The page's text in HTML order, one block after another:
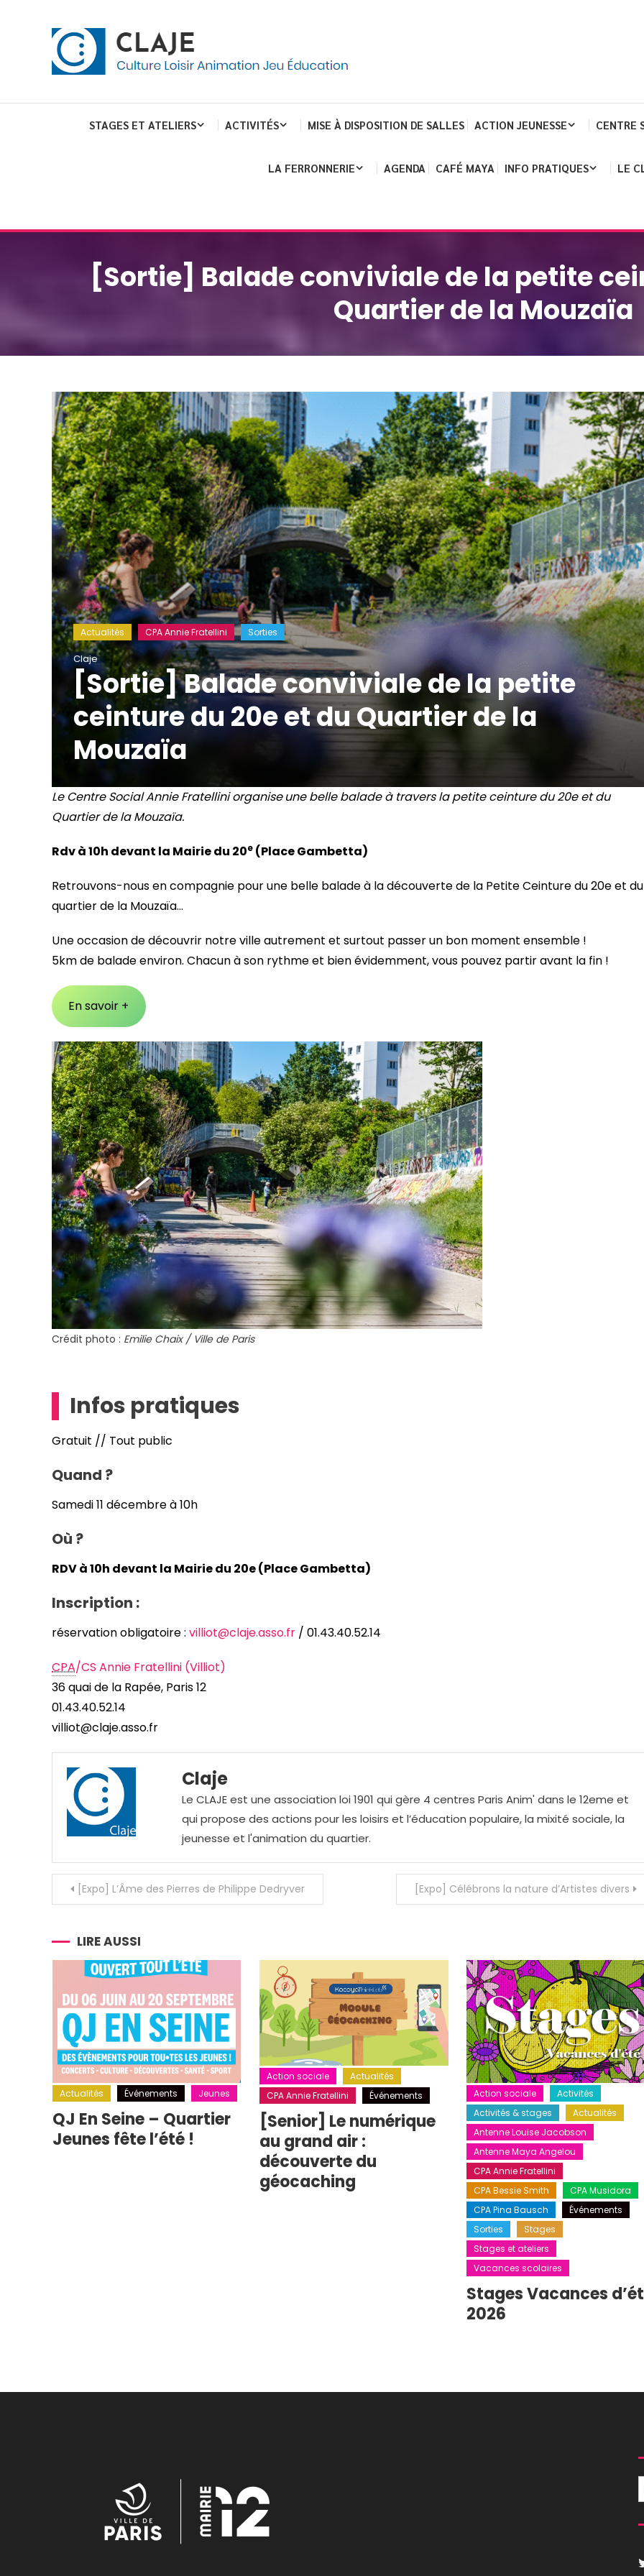
Claje
STAGES ET ATELIERS ACTIVITÉS MISE À DISPOSITION DE SALLES ACTION JEUNESSE CENTRE
LA FERRONNERIE AGENDA CAFÉ MAYA INFO PRATIQUES LE
[Sortie] Balade conviviale de la petite
Quartier de la Mouzaïa
Actualités CPA Annie Fratellini Sorties
Claje
[Sortie] Balade conviviale de la petite
ceinture du 20e et du Quartier de la
Mouzaïa
Le Centre Social Annie Fratellini organise une belle balade à travers la petite ceinture du 20e et du
Quartier de la Mouzaïa.
Rdv à 10h devant la Mairie du 20e (Place Gambetta)
Retrouvons-nous en compagnie pour une belle balade à la découverte de la Petite Ceinture du 20e et du
quartier de la Mouzaïa…
Une occasion de découvrir notre ville autrement et surtout passer un bon moment ensemble !
5km de balade environ. Chacun à son rythme et bien évidemment, vous pouvez partir avant la fin !
En savoir +
Crédit photo : Emilie Chaix / Ville de Paris
Infos pratiques
Gratuit // Tout public
Quand ?
Samedi 11 décembre à 10h
Où ?
RDV à 10h devant la Mairie du 20e (Place Gambetta)
Inscription :
réservation obligatoire : villiot@claje.asso.fr / 01.43.40.52.14
CPA/CS Annie Fratellini (Villiot)
36 quai de la Rapée, Paris 12
01.43.40.52.14
villiot@claje.asso.fr
Claje
Le CLAJE est une association loi 1901 qui gère 4 centres Paris Anim' dans le 12eme et
qui propose des actions pour les loisirs et l’éducation populaire, la mixité sociale, la
jeunesse et l'animation du quartier.
Navigation
de
l’article
[Expo] L’Âme des Pierres de Philippe Dedryver [Expo] Célébrons la nature d’Artistes divers
LIRE AUSSI
Actualités Événements Jeunes
QJ En Seine – Quartier
Jeunes fête l’été !
Action sociale
Actualités
CPA Annie Fratellini
Événements
[Senior] Le numérique
au grand air :
découverte du
géocaching
Action sociale
Activités
Activités & stages
Actualités
Antenne Louise Jacobson
Antenne Maya Angelou
CPA Annie Fratellini
CPA Bessie Smith
CPA Musidora
CPA Pina Bausch
Événements
Sorties
Stages
Stages et ateliers
Vacances scolaires
Stages Vacances
2026